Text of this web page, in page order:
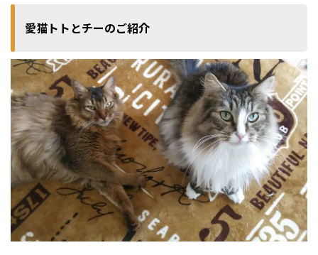
愛猫トトとチーのご紹介